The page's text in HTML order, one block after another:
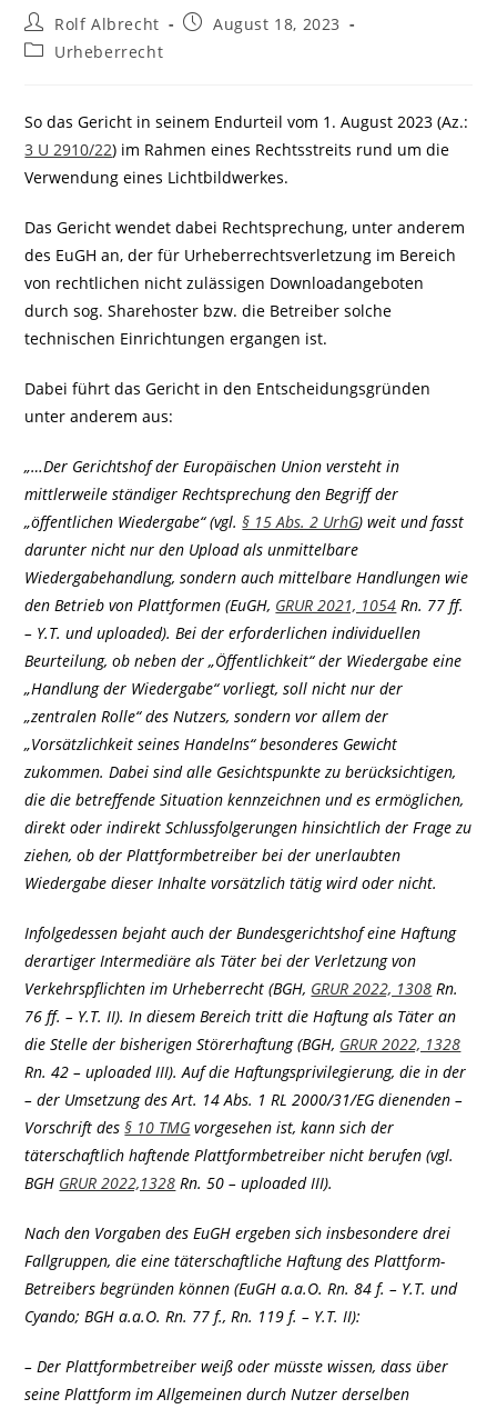
Beitrags-
Autor:
Rolf Albrecht
BeitragAugust 18, 2023
Beitrags-
Urheberrecht
So das Gericht in seinem Endurteil vom 1. August 2023 (Az.:
3 U 2910/22) im Rahmen eines Rechtsstreits rund um die
Verwendung eines Lichtbildwerkes.
Das Gericht wendet dabei Rechtsprechung, unter anderem
des EuGH an, der für Urheberrechtsverletzung im Bereich
von rechtlichen nicht zulässigen Downloadangeboten
durch sog. Sharehoster bzw. die Betreiber solche
technischen Einrichtungen ergangen ist.
Dabei führt das Gericht in den Entscheidungsgründen
unter anderem aus:
„…Der Gerichtshof der Europäischen Union versteht in
mittlerweile ständiger Rechtsprechung den Begriff der
„öffentlichen Wiedergabe“ (vgl.§ 15 Abs. 2 UrhG) weit und fasst
darunter nicht nur den Upload als unmittelbare
Wiedergabehandlung, sondern auch mittelbare Handlungen wie
den Betrieb von Plattformen (EuGH, GRUR 2021, 1054 Rn. 77 ff.
– Y.T. und uploaded). Bei der erforderlichen individuellen
Beurteilung, ob neben der „Öffentlichkeit“ der Wiedergabe eine
„Handlung der Wiedergabe“ vorliegt, soll nicht nur der
„zentralen Rolle“ des Nutzers, sondern vor allem der
„Vorsätzlichkeit seines Handelns“ besonderes Gewicht
zukommen. Dabei sind alle Gesichtspunkte zu berücksichtigen,
die die betreffende Situation kennzeichnen und es ermöglichen,
direkt oder indirekt Schlussfolgerungen hinsichtlich der Frage zu
ziehen, ob der Plattformbetreiber bei der unerlaubten
Wiedergabe dieser Inhalte vorsätzlich tätig wird oder nicht.
Infolgedessen bejaht auch der Bundesgerichtshof eine Haftung
derartiger Intermediäre als Täter bei der Verletzung von
Verkehrspflichten im Urheberrecht (BGH, GRUR 2022, 1308 Rn.
76 ff. – Y.T. II). In diesem Bereich tritt die Haftung als Täter an
die Stelle der bisherigen Störerhaftung (BGH, GRUR 2022, 1328
Rn. 42 – uploaded III). Auf die Haftungsprivilegierung, die in der
– der Umsetzung des Art. 14 Abs. 1 RL 2000/31/EG dienenden –
Vorschrift des§ 10 TMG vorgesehen ist, kann sich der
täterschaftlich haftende Plattformbetreiber nicht berufen (vgl.
BGH GRUR 2022,1328 Rn. 50 – uploaded III).
Nach den Vorgaben des EuGH ergeben sich insbesondere drei
Fallgruppen, die eine täterschaftliche Haftung des Plattform-
Betreibers begründen können (EuGH a.a.O. Rn. 84 f. – Y.T. und
Cyando; BGH a.a.O. Rn. 77 f., Rn. 119 f. – Y.T. II):
– Der Plattformbetreiber weiß oder müsste wissen, dass über
seine Plattform im Allgemeinen durch Nutzer derselben